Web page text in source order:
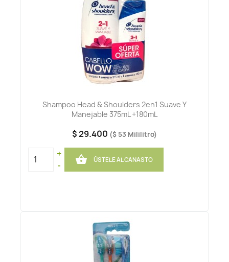
Shampoo Head & Shoulders 2en1 Suave Y
Manejable 375mL +180mL
$ 29.400 ($ 53 Mililitro)
+
-
 ÚSTELE AL CANASTO